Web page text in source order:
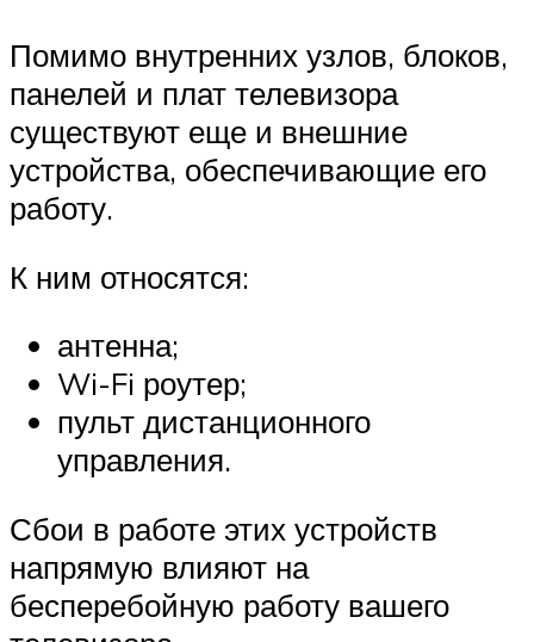
Помимо внутренних узлов, блоков,
панелей и плат телевизора
существуют еще и внешние
устройства, обеспечивающие его
работу.
К ним относятся:
антенна;
Wi-Fi роутер;
пульт дистанционного
управления.
Сбои в работе этих устройств
напрямую влияют на
бесперебойную работу вашего